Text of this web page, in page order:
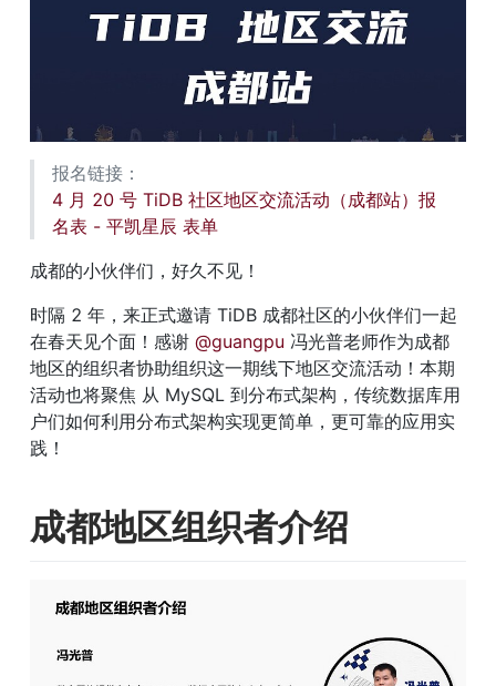
报名链接：
4 月 20 号 TiDB 社区地区交流活动（成都站）报
名表 - 平凯星辰 表单
成都的小伙伴们，好久不见！
时隔 2 年，来正式邀请 TiDB 成都社区的小伙伴们一起
在春天见个面！感谢 @guangpu 冯光普老师作为成都
地区的组织者协助组织这一期线下地区交流活动！本期
活动也将聚焦 从 MySQL 到分布式架构，传统数据库用
户们如何利用分布式架构实现更简单，更可靠的应用实
践！
成都地区组织者介绍